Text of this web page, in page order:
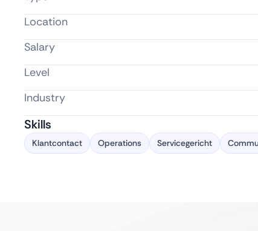
Location
Salary
Level
Industry
Skills
Klantcontact Operations Servicegericht